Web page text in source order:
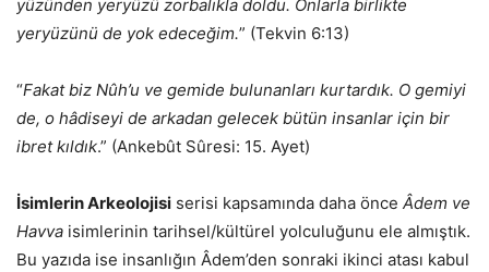
yüzünden yeryüzü zorbalıkla doldu. Onlarla birlikte
yeryüzünü de yok edeceğim.” (Tekvin 6:13)
“Fakat biz Nûh’u ve gemide bulunanları kurtardık. O gemiyi
de, o hâdiseyi de arkadan gelecek bütün insanlar için bir
ibret kıldık.” (Ankebût Sûresi: 15. Ayet)
İsimlerin Arkeolojisi serisi kapsamında daha önce Âdem ve
Havva isimlerinin tarihsel/kültürel yolculuğunu ele almıştık.
Bu yazıda ise insanlığın Âdem’den sonraki ikinci atası kabul